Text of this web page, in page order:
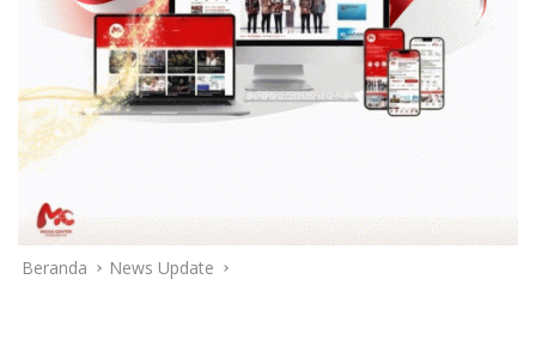
Beranda News Update